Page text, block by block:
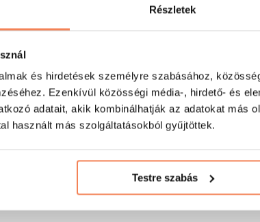
Részletek
és hirdetések személyre szabásához,
Ezenkívül közösségi média-, hirdető- és
adatait, akik kombinálhatják az adatokat más
használt más szolgáltatásokból gyűjtöttek.
Testre szabás